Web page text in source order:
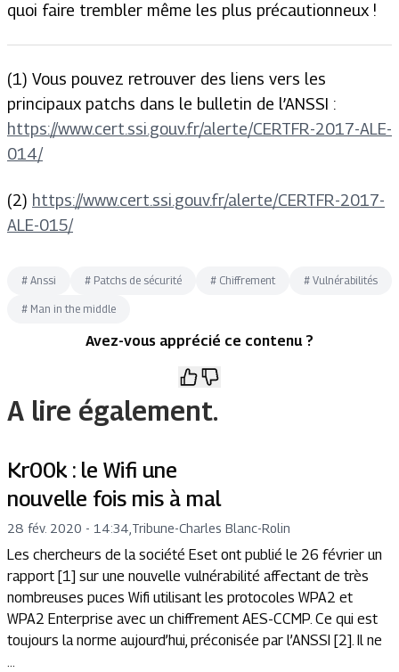
quoi faire trembler même les plus précautionneux !
(1) Vous pouvez retrouver des liens vers les
principaux patchs dans le bulletin de l’ANSSI :
https://www.cert.ssi.gouv.fr/alerte/CERTFR-2017-ALE-
014/
(2) https://www.cert.ssi.gouv.fr/alerte/CERTFR-2017-
ALE-015/
# Anssi # Patchs de sécurité # Chiffrement # Vulnérabilités
# Man in the middle
Avez-vous apprécié ce contenu ?
A lire également.
Kr00k : le Wifi une
nouvelle fois mis à mal
28 fév. 2020 - 14:34 Tribune-Charles Blanc-Rolin
Les chercheurs de la société Eset ont publié le 26 février un
rapport [1] sur une nouvelle vulnérabilité affectant de très
nombreuses puces Wifi utilisant les protocoles WPA2 et
WPA2 Enterprise avec un chiffrement AES-CCMP. Ce qui est
toujours la norme aujourd’hui, préconisée par l’ANSSI [2]. Il ne
...